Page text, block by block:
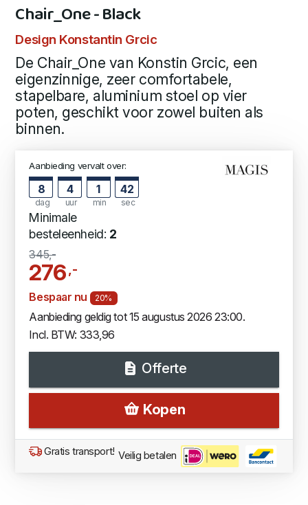
Chair_One - Black
Design Konstantin Grcic
De Chair_One van Konstin Grcic, een
eigenzinnige, zeer comfortabele,
stapelbare, aluminium stoel op vier
poten, geschikt voor zowel buiten als
binnen.
Aanbieding vervalt over:
8
dag
4
uur
1
min
41
sec
Minimale
besteleenheid: 2
345,-
276,-
Bespaar nu 20%
Aanbieding geldig tot 15 augustus 2026 23:00.
Incl. BTW: 333,96
Offerte
Kopen
Gratis transport! Veilig betalen